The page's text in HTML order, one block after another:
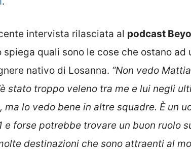
intervista rilasciata al podcast
spiega quali sono le cose che ostano ad
nativo di Losanna. “Non vedo
stato troppo veleno tra me e lui negli
ma lo vedo bene in altre squadre. È un
e forse potrebbe trovare un buon ruolo
destinazioni che sono attraenti al